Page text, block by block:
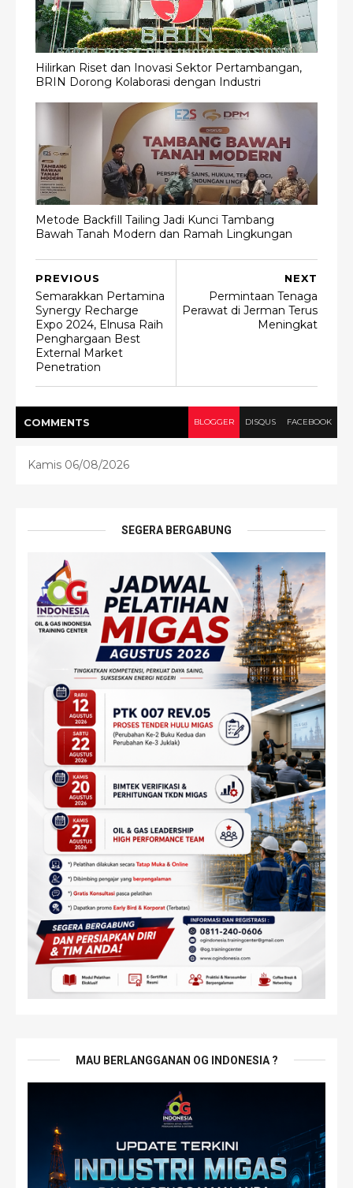
Hilirkan Riset dan Inovasi Sektor Pertambangan,
BRIN Dorong Kolaborasi dengan Industri
Metode Backfill Tailing Jadi Kunci Tambang
Bawah Tanah Modern dan Ramah Lingkungan
NEXT
Permintaan Tenaga
Perawat di Jerman Terus
Meningkat
PREVIOUS
Semarakkan Pertamina
Synergy Recharge
Expo 2024, Elnusa Raih
Penghargaan Best
External Market
Penetration
COMMENTS BLOGGER DISQUS FACEBOOK
Kamis 06/08/2026
SEGERA BERGABUNG
MAU BERLANGGANAN OG INDONESIA ?